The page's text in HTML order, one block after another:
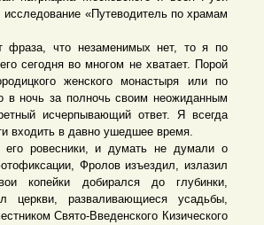
«Путеводитель по храмам
что незаменимых нет, то я по
сегодня во многом не хватает. Порой
женского монастыря или по
в ночь за полночь своим неожиданным
исчерпывающий ответ. Я всегда
входить в давно ушедшее время.
ровесники, и думать не думали о
Фролов изъездил, излазил
копейки добирался до глубинки,
церкви, разваливающиеся усадьбы,
Свято-Введенского Кизического